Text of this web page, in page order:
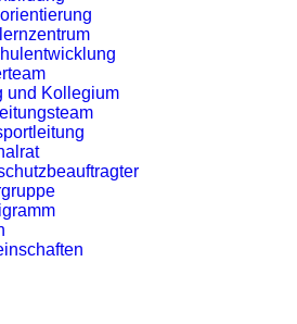
und Kollegium